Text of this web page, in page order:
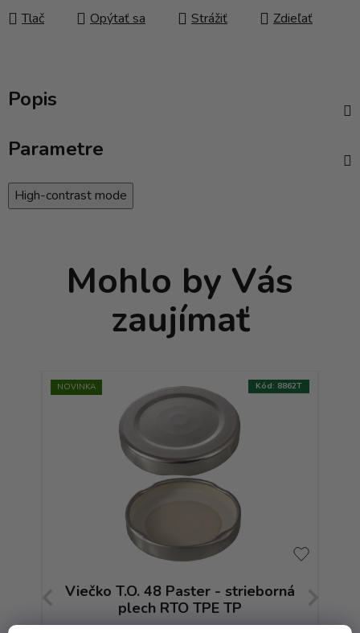
Tlač Opýtať sa Strážiť Zdieľať
Popis
Parametre
High-contrast mode
Mohlo by Vás
zaujímať
NOVINKA
Viečko T.O. 48 Paster - strieborná
plech RTO TPE TP
Kód: 8862T